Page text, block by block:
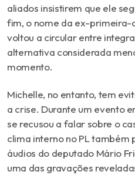
aliados insistirem que ele
fim, o nome da ex-primeira-
voltou a circular entre
alternativa considerada
momento.
Michelle, no entanto, tem
a crise. Durante um evento
se recusou a falar sobre o
clima interno no PL também
áudios do deputado Mário
uma das gravações